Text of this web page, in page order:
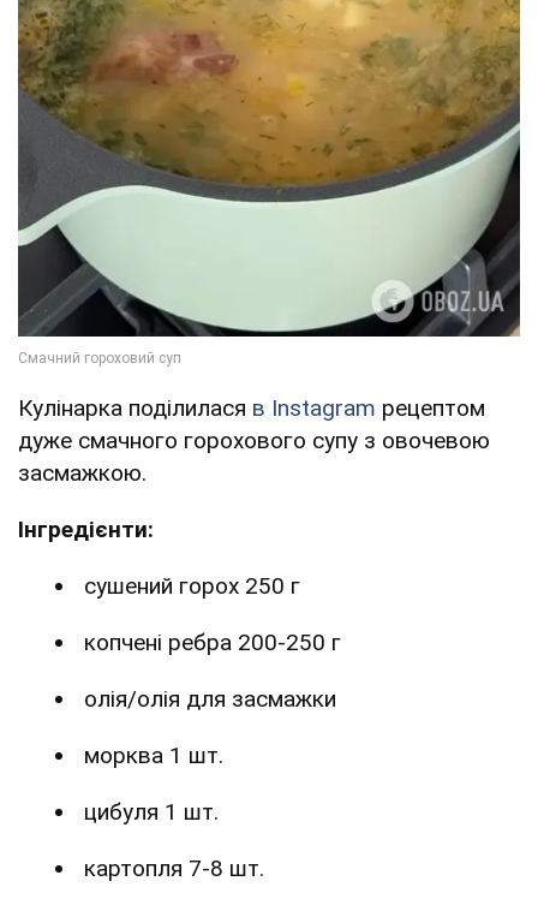
Кулінарка поділилася в Instagram рецептом
дуже смачного горохового супу з овочевою
засмажкою.
Інгредієнти:
сушений горох 250 г
копчені ребра 200-250 г
олія/олія для засмажки
морква 1 шт.
цибуля 1 шт.
картопля 7-8 шт.